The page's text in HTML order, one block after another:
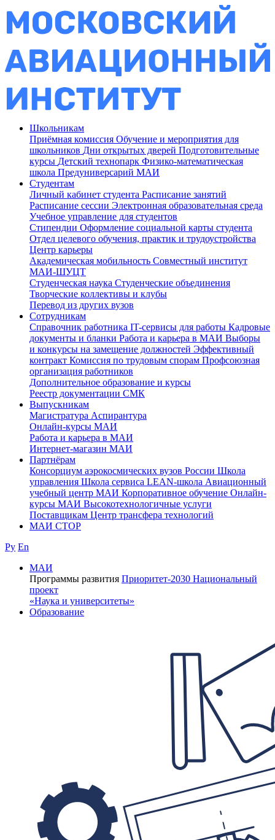
Школьникам
Приёмная комиссия Обучение и мероприятия для
школьников Дни открытых дверей Подготовительные
курсы Детский технопарк Физико-математическая
школа Предуниверсарий МАИ
Студентам
Личный кабинет студента Расписание занятий
Расписание сессии Электронная образовательная среда
Учебное управление для студентов
Стипендии Оформление социальной карты студента
Отдел целевого обучения, практик и трудоустройства
Центр карьеры
Академическая мобильность Совместный институт
МАИ-ШУЦТ
Студенческая наука Студенческие объединения
Творческие коллективы и клубы
Перевод из других вузов
Сотрудникам
Cправочник работника IT-сервисы для работы Кадровые
документы и бланки Работа и карьера в МАИ Выборы
и конкурсы на замещение должностей Эффективный
контракт Комиссия по трудовым спорам Профсоюзная
организация работников
Дополнительное образование и курсы
Реестр документации СМК
Выпускникам
Магистратура Аспирантура
Онлайн-курсы МАИ
Работа и карьера в МАИ
Интернет-магазин МАИ
Партнёрам
Консорциум аэрокосмических вузов России Школа
управления Школа сервиса LEAN-школа Авиационный
учебный центр МАИ Корпоративное обучение Онлайн-
курсы МАИ Высокотехнологичные услуги
Поставщикам Центр трансфера технологий
МАИ СТОР
Ру En
МАИ
Программы развития Приоритет-2030 Национальный
проект
«Наука и университеты»
Образование